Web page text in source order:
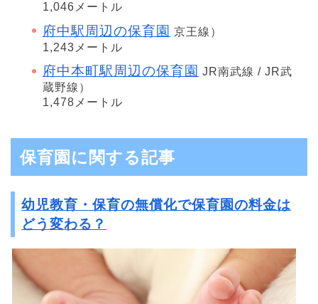
1,046メートル
府中駅周辺の保育園 京王線）
1,243メートル
府中本町駅周辺の保育園 JR南武線 / JR武
蔵野線）
1,478メートル
保育園に関する記事
幼児教育・保育の無償化で保育園の料金は
どう変わる？